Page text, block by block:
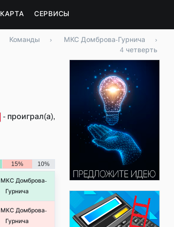
КАРТА СЕРВИСЫ
Команды › МКС Домброва-Гурнича
›
4 четверть
- проиграл(а),
15% 10%
МКС Домброва-
Гурнича
МКС Домброва-
Гурнича